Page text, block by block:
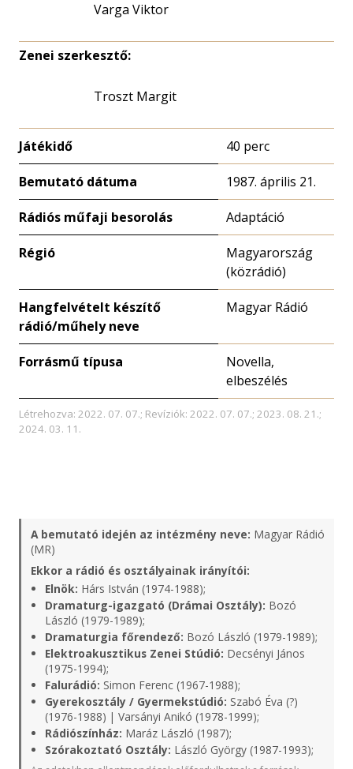
Varga Viktor
Zenei szerkesztő:
Troszt Margit
Játékidő 40 perc
Bemutató dátuma 1987. április 21.
Rádiós műfaji besorolás Adaptáció
Régió
Magyarország
(közrádió)
Hangfelvételt készítő
rádió/műhely neve
Magyar Rádió
Forrásmű típusa
Novella,
elbeszélés
Létrehozva: 2022. 07. 07.; Revíziók: 2022. 07. 07.; 2023. 08. 21.;
2024. 03. 11.
A bemutató idején az intézmény neve: Magyar Rádió
(MR)
Ekkor a rádió és osztályainak irányítói:
Elnök: Hárs István (1974-1988);
Dramaturg-igazgató (Drámai Osztály): Bozó
László (1979-1989);
Dramaturgia főrendező: Bozó László (1979-1989);
Elektroakusztikus Zenei Stúdió: Decsényi János
(1975-1994);
Falurádió: Simon Ferenc (1967-1988);
Gyerekosztály / Gyermekstúdió: Szabó Éva (?)
(1976-1988) | Varsányi Anikó (1978-1999);
Rádiószínház: Maráz László (1987);
Szórakoztató Osztály: László György (1987-1993);